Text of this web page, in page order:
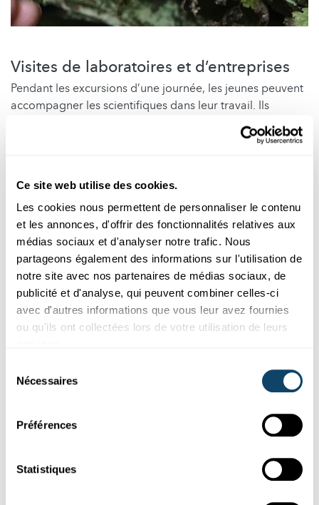
Ce site web utilise des cookies.
Les cookies nous permettent de personnaliser le contenu
et les annonces, d'offrir des fonctionnalités relatives aux
médias sociaux et d'analyser notre trafic. Nous
partageons également des informations sur l'utilisation de
notre site avec nos partenaires de médias sociaux, de
publicité et d'analyse, qui peuvent combiner celles-ci
avec d'autres informations que vous leur avez fournies
ou qu'ils ont collectées lors de votre utilisation de leurs
Nécessaires
Préférences
Statistiques
Visites de laboratoires et d’entreprises
Pendant les excursions d’une journée, les jeunes peuvent
accompagner les scientifiques dans leur travail. Ils
peuvent découvrir le travail quotidien des scientifiques
dans les laboratoires et entreprises avec des exemples
Les camps de vacances permettent un
échange intensif
Dans les Science Camps, les jeunes passent un peu moins
d’une semaine en groupe pour discuter de questions
scientifiques et techniques. Les ateliers individuels sont
complétés par des activités en plein air. Ainsi, les jeunes
se penchent sur des questions scientifiques dans leur
environnement direct et peuvent ainsi faire l’expérience
associent la curiosité scientifique et la performance
physique. Des nuitées dans une réserve naturelle,
d’eau sont au programme.
Photos: MNHN